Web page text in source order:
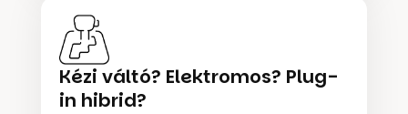
Kézi váltó? Elektromos? Plug-
in hibrid?